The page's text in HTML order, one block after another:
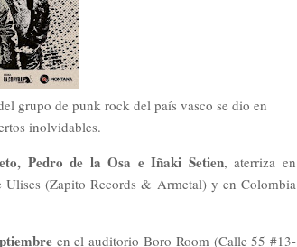
grupo de punk rock del país vasco se dio en
inolvidables.
Pedro de la Osa e Iñaki Setien, aterriza en
Ulises (Zapito Records & Armetal) y en Colombia
en el auditorio Boro Room (Calle 55 #13-